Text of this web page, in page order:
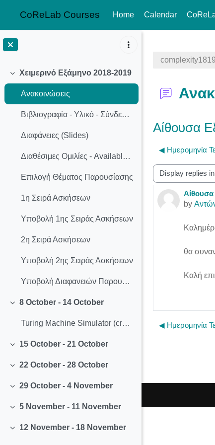
CoReLab Courses Home Calendar
Collapse
Χειμερινό Εξάμηνο 2018-2019
Ανακοινώσεις
Βιβλιογραφία - Υλικό - Σύνδεσμοι
Διαφάνειες (Slides)
Διαθέσιμες Ομιλίες - Available Presentation Topics
Επιλογή Θέματος Παρουσίασης
1η Σειρά Ασκήσεων
Υποβολή 1ης Σειράς Ασκήσεων
2η Σειρά Ασκήσεων
Υποβολή 2ης Σειράς Ασκήσεων
Υποβολή Διαφανειών Παρουσιάσεων
Collapse
8 October - 14 October
Turing Machine Simulator (created by Anthony Morphett)
Collapse
15 October - 21 October
Collapse
22 October - 28 October
Collapse
29 October - 4 November
Collapse
5 November - 11 November
Collapse
12 November - 18 November
complexity1819
Αίθουσα
◀︎ Ημερομηνία
Display mode
Αίθουσα
by
Number
θα
Καλή
◀︎ Ημερομηνία